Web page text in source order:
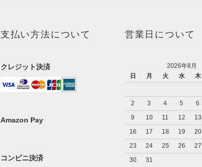
支払い方法について
クレジット決済
Amazon Pay
コンビニ決済
営業日について
2026年8月
日
月 火 水 木
2
3 4 5 6
9
10 11 12 13
16
17 18 19 20
23
24 25 26 27
30
31